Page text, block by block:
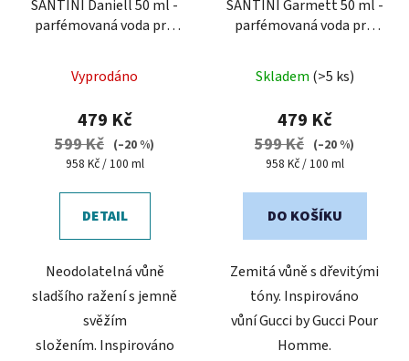
SANTINI Daniell 50 ml -
parfémovaná voda pro
hodnocení
produktu
je
4,6
5
Vyprodáno
479 Kč
599 Kč (–20 %)
Měrná
958 Kč / 100 ml
DETAIL
Neodolatelná vůně
sladšího ražení s jemně
svěžím
složením. Inspirováno
SANTINI Garmett 50 ml -
parfémovaná voda pro
hodnocení
produktu
je
3,5
5
Skladem (>5 ks)
479 Kč
599 Kč (–20 %)
Měrná
958 Kč / 100 ml
DO KOŠÍKU
Zemitá vůně s dřevitými
tóny. Inspirováno
vůní Gucci by Gucci Pour
Homme.